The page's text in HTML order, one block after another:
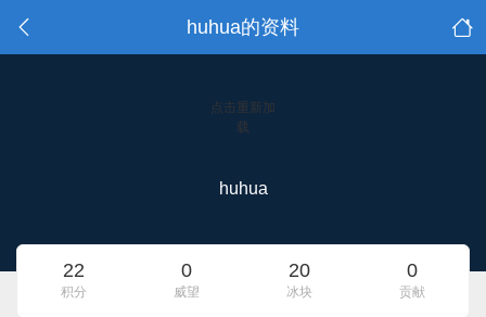
huhua的资料
点击重新加
载
huhua
22
积分
0
威望
20
冰块
0
贡献